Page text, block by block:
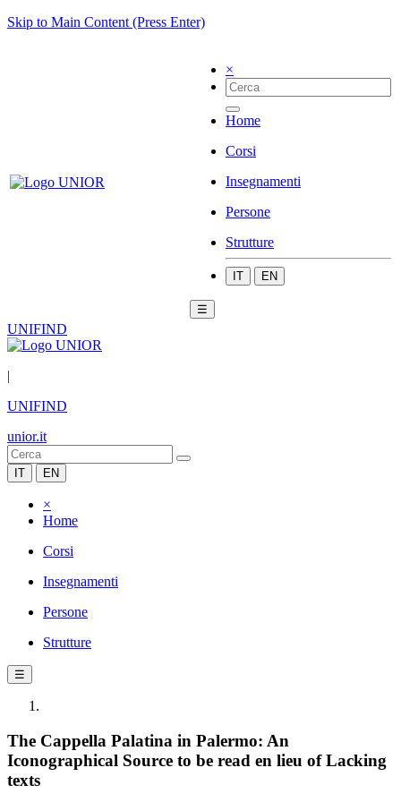
Skip to Main Content (Press Enter)
×
Home
Corsi
Insegnamenti
Persone
Strutture
IT EN
☰
UNIFIND
|
UNIFIND
unior.it
IT EN
×
Home
Corsi
Insegnamenti
Persone
Strutture
☰
The Cappella Palatina in Palermo: An
Iconographical Source to be read en lieu of Lacking
texts